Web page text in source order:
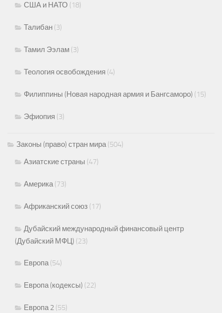
США и НАТО (18)
Талибан (3)
Тамил Ээлам (3)
Теология освобождения (4)
Филиппины (Новая народная армия и Бангсаморо) (15)
Эфиопия (3)
Законы (право) стран мира(504)
Азиатские страны (47)
Америка(73)
Африканский союз (17)
Дубайский международный финансовый центр
(Дубайский МФЦ) (23)
Европа(54)
Европа (кодексы) (22)
Европа 2 (55)